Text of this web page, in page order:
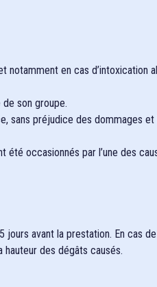
en cas d’intoxication
son groupe.
sans préjudice des dommages
occasionnés par l’une des
avant la prestation. En cas
des dégâts causés.